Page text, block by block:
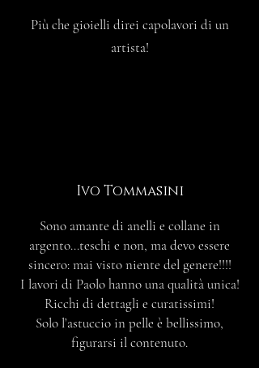
Più che gioielli direi capolavori di un
artista!
Ivo Tommasini
Sono amante di anelli e collane in
argento…teschi e non, ma devo essere
sincero: mai visto niente del genere!!!!
I lavori di Paolo hanno una qualità unica!
Ricchi di dettagli e curatissimi!
Solo l’astuccio in pelle è bellissimo,
figurarsi il contenuto.